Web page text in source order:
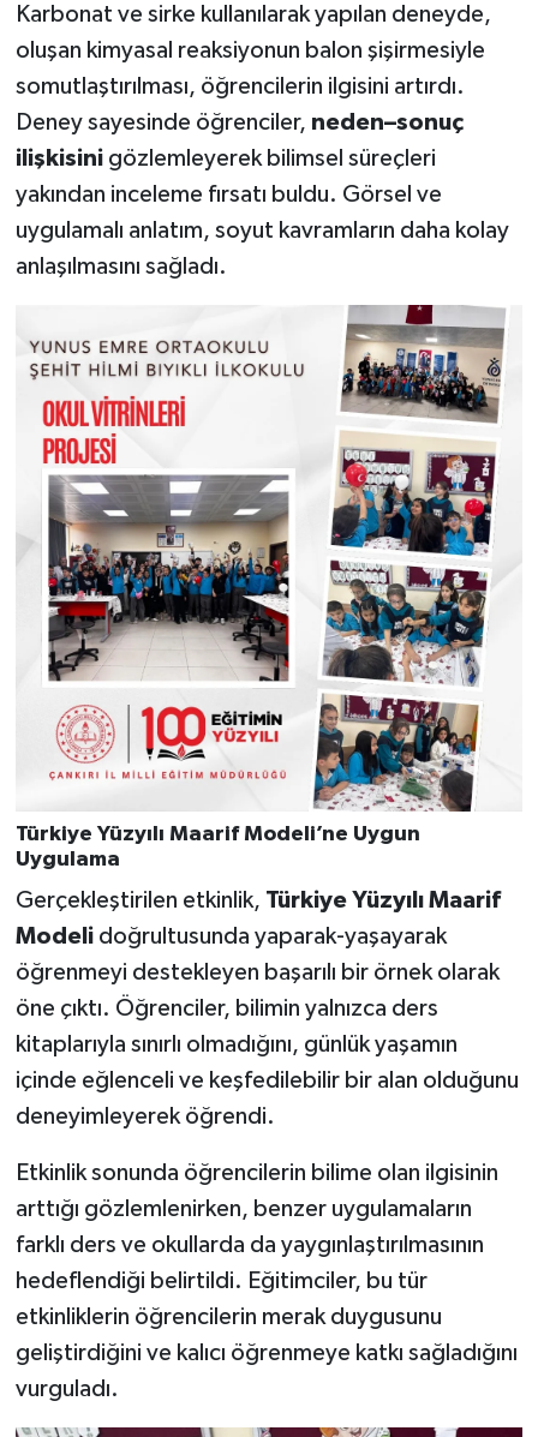
Karbonat ve sirke kullanılarak yapılan deneyde,
oluşan kimyasal reaksiyonun balon şişirmesiyle
somutlaştırılması, öğrencilerin ilgisini artırdı.
Deney sayesinde öğrenciler, neden–sonuç
ilişkisinigözlemleyerek bilimsel süreçleri
yakından inceleme fırsatı buldu. Görsel ve
uygulamalı anlatım, soyut kavramların daha kolay
anlaşılmasını sağladı.
Türkiye Yüzyılı Maarif Modeli’ne Uygun
Uygulama
Gerçekleştirilen etkinlik, Türkiye Yüzyılı Maarif
Modelidoğrultusunda yaparak-yaşayarak
öğrenmeyi destekleyen başarılı bir örnek olarak
öne çıktı. Öğrenciler, bilimin yalnızca ders
kitaplarıyla sınırlı olmadığını, günlük yaşamın
içinde eğlenceli ve keşfedilebilir bir alan olduğunu
deneyimleyerek öğrendi.
Etkinlik sonunda öğrencilerin bilime olan ilgisinin
arttığı gözlemlenirken, benzer uygulamaların
farklı ders ve okullarda da yaygınlaştırılmasının
hedeflendiği belirtildi. Eğitimciler, bu tür
etkinliklerin öğrencilerin merak duygusunu
geliştirdiğini ve kalıcı öğrenmeye katkı sağladığını
vurguladı.